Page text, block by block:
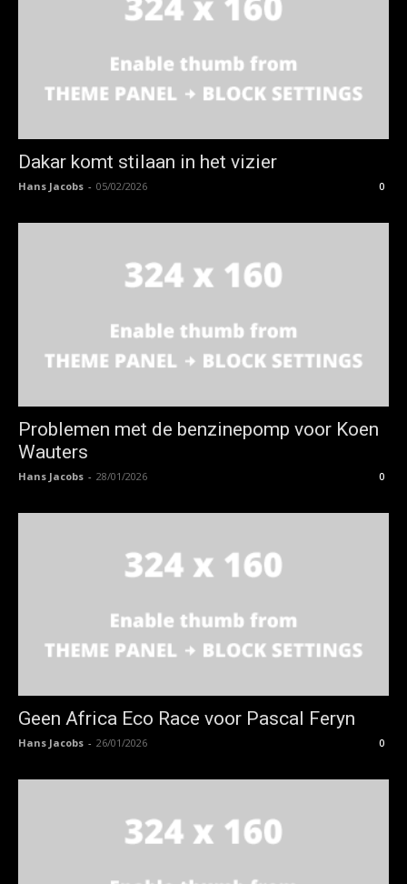
Dakar komt stilaan in het vizier
Hans Jacobs - 05/02/2026 0
Problemen met de benzinepomp voor Koen
Wauters
Hans Jacobs - 28/01/2026 0
Geen Africa Eco Race voor Pascal Feryn
Hans Jacobs - 26/01/2026 0